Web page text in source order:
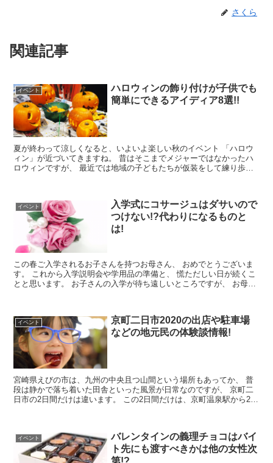
さくら
関連記事
イベント
ハロウィンの飾り付けが子供でも
簡単にできるアイディア8選!!
夏が終わって涼しくなると、いよいよ楽しい秋のイベント 「ハロウ
ィン」が近づいてきますね。 昔はそこまでメジャーではなかったハ
ロウィンですが、 最近では地域の子どもたちが仮装をして練り歩い
イベント
入学式にコサージュはダサいので
つけない!?代わりになるものと
は!
この春ご入学されるお子さんを持つお母さん、 おめでとうございま
す。 これから入学説明会や学用品の準備と、 慌ただしい日が続くこ
とと思います。 お子さんの入学が待ち遠しいところですが、 お母さ
イベント
京町二日市2020の出店や駐車場
などの地元民の体験談情報!
宮崎県えびの市は、九州の中央且つ山間という場所もあってか、 普
段は静かで落ち着いた田舎といった風景が日常なのですが、 京町二
日市の2日間だけは違います。 この2日間だけは、京町温泉駅から2㎞
イベント
バレンタインの義理チョコはバイ
ト先にも渡すべきかは他の女性次
第!?